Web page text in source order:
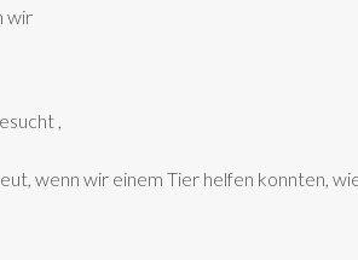
wir
,
wenn wir einem Tier helfen konnten,